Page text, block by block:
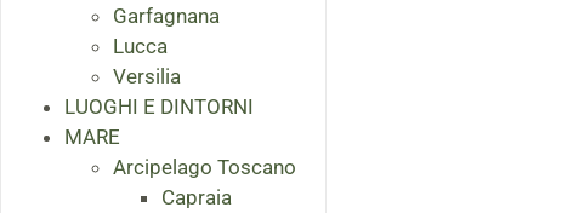
Garfagnana
Lucca
Versilia
LUOGHI E DINTORNI
MARE
Arcipelago Toscano
Capraia